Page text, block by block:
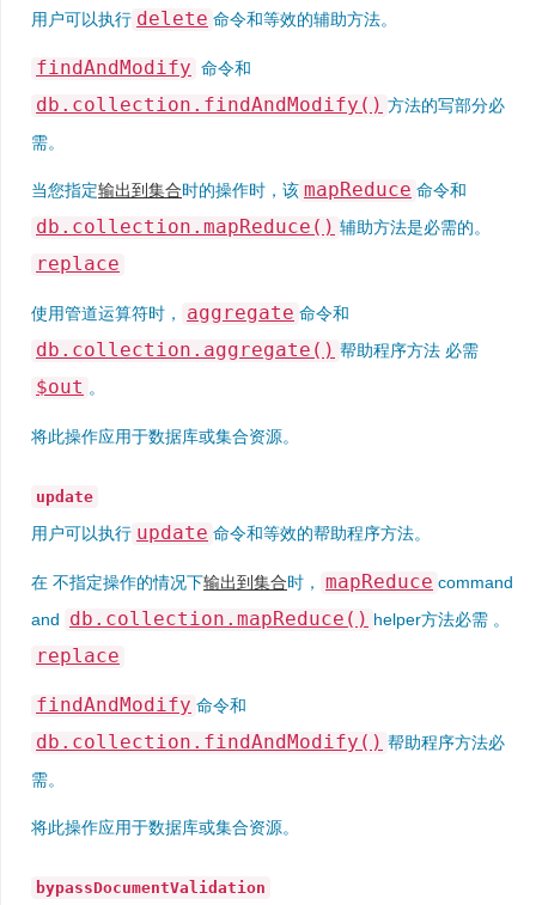
用户可以执行 delete 命令和等效的辅助方法。
findAndModify 命令和
db.collection.findAndModify() 方法的写部分必
需。
当您指定输出到集合时的操作时，该 mapReduce 命令和
db.collection.mapReduce() 辅助方法是必需的。
replace
使用管道运算符时， aggregate 命令和
db.collection.aggregate() 帮助程序方法 必需
$out 。
将此操作应用于数据库或集合资源。
update
用户可以执行 update 命令和等效的帮助程序方法。
在 不指定操作的情况下输出到集合时， mapReduce command
and
db.collection.mapReduce() helper方法必需 。
replace
findAndModify 命令和
db.collection.findAndModify() 帮助程序方法必
需。
将此操作应用于数据库或集合资源。
bypassDocumentValidation